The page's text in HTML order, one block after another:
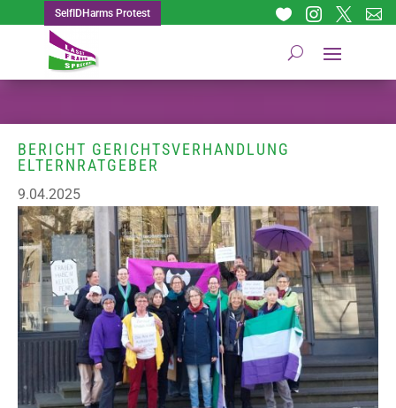
SelfIDHarms Protest 



BERICHT GERICHTSVERHANDLUNG
ELTERNRATGEBER
9.04.2025